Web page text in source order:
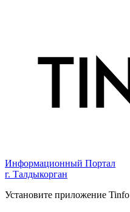
Информационный Портал
г. Талдыкорган
Установите приложение Tinfo